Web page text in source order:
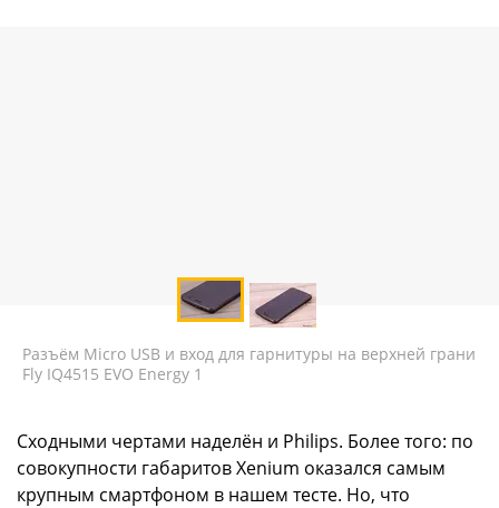
Разъём Micro USB и вход для гарнитуры на верхней грани
Fly IQ4515 EVO Energy 1
Сходными чертами наделён и Philips. Более того: по
совокупности габаритов Xenium оказался самым
крупным смартфоном в нашем тесте. Но, что